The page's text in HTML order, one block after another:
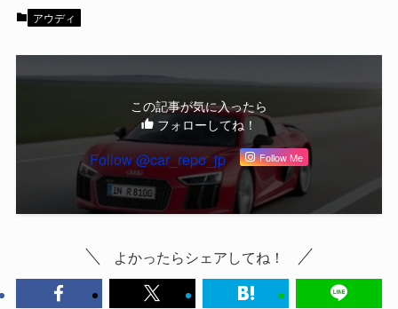
アウディ
この記事が気に入ったら
フォローしてね！
Follow @car_repo_jp Follow Me
よかったらシェアしてね！